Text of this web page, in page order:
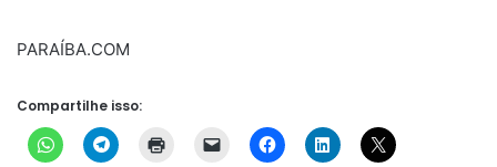
PARAÍBA.COM
Compartilhe isso: